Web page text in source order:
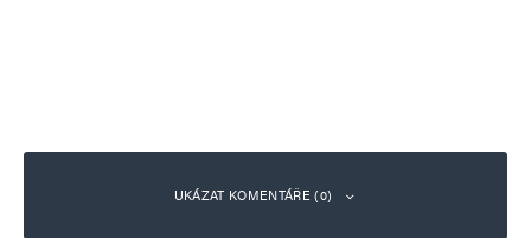
UKÁZAT KOMENTÁŘE (0)